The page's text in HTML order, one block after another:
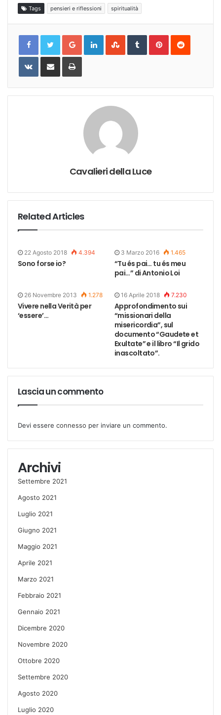
Tags pensieri e riflessioni spiritualità
Google+LinkedInStumbleUpon
TumblrPinterestReddit
VKontakteShare
Email
Print
Cavalieri della Luce
Related Articles
22 Agosto 2018 4.394
Sono forse io?
3 Marzo 2016 1.465
“Tu és pai… tu és meu
pai…” di Antonio Loi
26 Novembre 2013 1.278
Vivere nella Verità per
‘essere’…
16 Aprile 2018 7.230
Approfondimento sui
“missionari della
misericordia”, sul
documento “Gaudete et
Exultate” e il libro “Il grido
inascoltato”.
Lascia un commento
Devi essere connesso per inviare un commento.
Archivi
Settembre 2021
Agosto 2021
Luglio 2021
Giugno 2021
Maggio 2021
Aprile 2021
Marzo 2021
Febbraio 2021
Gennaio 2021
Dicembre 2020
Novembre 2020
Ottobre 2020
Settembre 2020
Agosto 2020
Luglio 2020